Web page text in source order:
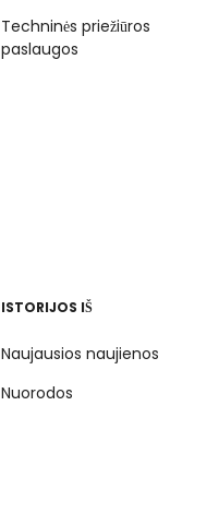
Techninės priežiūros
paslaugos
ISTORIJOS IŠ
Naujausios naujienos
Nuorodos